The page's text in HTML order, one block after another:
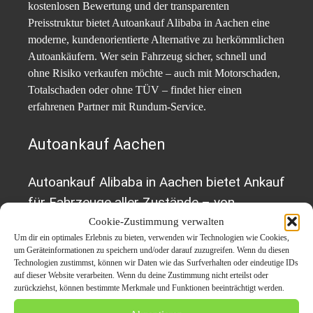
Cookie-Zustimmung verwalten
Um dir ein optimales Erlebnis zu bieten, verwenden wir Technologien wie Cookies,
um Geräteinformationen zu speichern und/oder darauf zuzugreifen. Wenn du diesen
Technologien zustimmst, können wir Daten wie das Surfverhalten oder eindeutige IDs
auf dieser Website verarbeiten. Wenn du deine Zustimmung nicht erteilst oder
zurückziehst, können bestimmte Merkmale und Funktionen beeinträchtigt werden.
kostenlosen Bewertung und der transparenten
Preisstruktur bietet Autoankauf Alibaba in Aachen eine
moderne, kundenorientierte Alternative zu herkömmlichen
Autoankäufern. Wer sein Fahrzeug sicher, schnell und
ohne Risiko verkaufen möchte – auch mit Motorschaden,
Totalschaden oder ohne TÜV – findet hier einen
erfahrenen Partner mit Rundum-Service.
Autoankauf Aachen
Autoankauf Alibaba in Aachen bietet Ankauf
für Fahrzeuge aller Zustände – von
Motorschaden bis ohne TÜV. Kunden
profitieren von Festpreisgarantie,
kostenloser Bewertung, Sofortzahlung und
einer unkomplizierten Abwicklung vor Ort.